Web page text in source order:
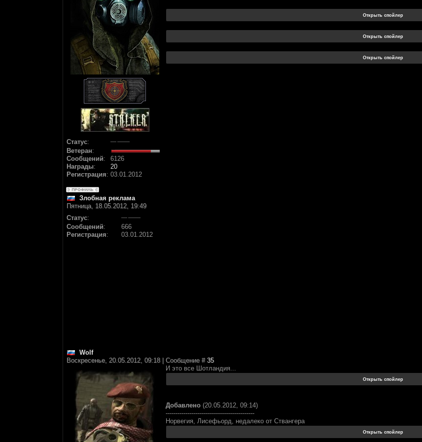
Статус:
Ветеран:
Сообщений:
6126
Награды:
20
Регистрация: 03.01.2012
Злобная реклама
Пятница, 18.05.2012, 19:49
Статус:
Сообщений:
666
Регистрация: 03.01.2012
Wolf
Воскресенье, 20.05.2012, 09:18 | Сообщение # 35
И это все Шотландия...
Добавлено (20.05.2012, 09:14)
---------------------------------------------
Норвегия, Лисефьорд, недалеко от Ствангера